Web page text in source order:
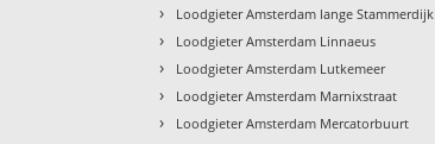
› Loodgieter Amsterdam lange Stammerdijk
› Loodgieter Amsterdam Linnaeus
› Loodgieter Amsterdam Lutkemeer
› Loodgieter Amsterdam Marnixstraat
› Loodgieter Amsterdam Mercatorbuurt